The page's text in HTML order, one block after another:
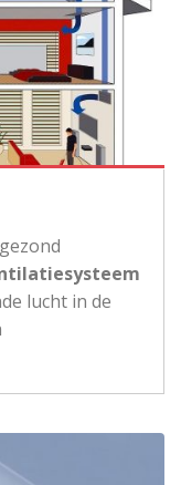
lucht in de